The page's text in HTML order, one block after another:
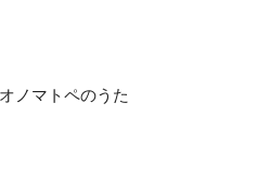
オノマトペのうた